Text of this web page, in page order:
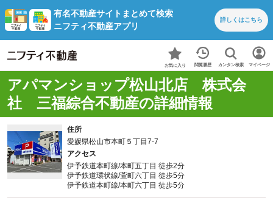
有名不動産サイトまとめて検索
ニフティ不動産アプリ
詳しくはこちら
お気に入り 閲覧履歴 カンタン検索 マイページ
アパマンショップ松山北店 株式会
社 三福綜合不動産の詳細情報
住所
愛媛県松山市本町５丁目7-7
アクセス
伊予鉄道本町線/本町五丁目 徒歩2分
伊予鉄道環状線/萱町六丁目 徒歩5分
伊予鉄道本町線/本町六丁目 徒歩5分